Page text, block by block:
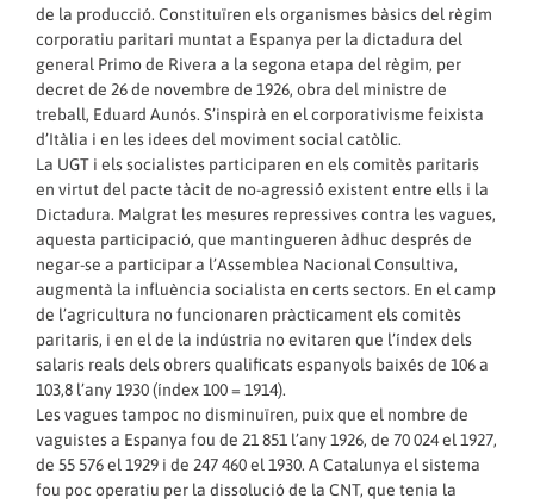
de la producció. Constituïren els organismes bàsics del règim
corporatiu paritari muntat a Espanya per la dictadura del
general Primo de Rivera a la segona etapa del règim, per
decret de 26 de novembre de 1926, obra del ministre de
treball, Eduard Aunós. S’inspirà en el corporativisme feixista
d’Itàlia i en les idees del moviment social catòlic.
La UGT i els socialistes participaren en els comitès paritaris
en virtut del pacte tàcit de no-agressió existent entre ells i la
Dictadura. Malgrat les mesures repressives contra les vagues,
aquesta participació, que mantingueren àdhuc després de
negar-se a participar a l’Assemblea Nacional Consultiva,
augmentà la influència socialista en certs sectors. En el camp
de l’agricultura no funcionaren pràcticament els comitès
paritaris, i en el de la indústria no evitaren que l’índex dels
salaris reals dels obrers qualificats espanyols baixés de 106 a
103,8 l’any 1930 (índex 100 = 1914).
Les vagues tampoc no disminuïren, puix que el nombre de
vaguistes a Espanya fou de 21 851 l’any 1926, de 70 024 el 1927,
de 55 576 el 1929 i de 247 460 el 1930. A Catalunya el sistema
fou poc operatiu per la dissolució de la CNT, que tenia la